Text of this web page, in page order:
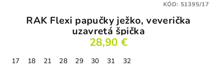
RAK Flexi papučky ježko, veverička
uzavretá špička
28,90 €
17 18 21 28 29 30 31
32
KÓD: 51395/17